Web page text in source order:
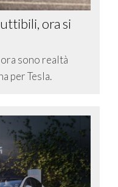
ora si
sono realtà
per Tesla.